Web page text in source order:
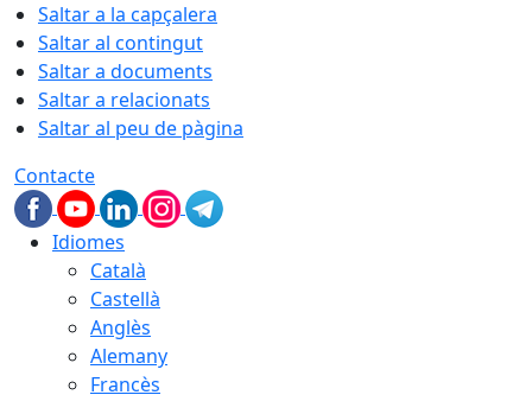
Saltar a la capçalera
Saltar al contingut
Saltar a documents
Saltar a relacionats
Saltar al peu de pàgina
Contacte
Idiomes
Català
Castellà
Anglès
Alemany
Francès